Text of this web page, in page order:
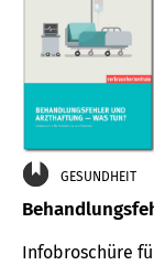
GESUNDHEIT
Infobroschüre